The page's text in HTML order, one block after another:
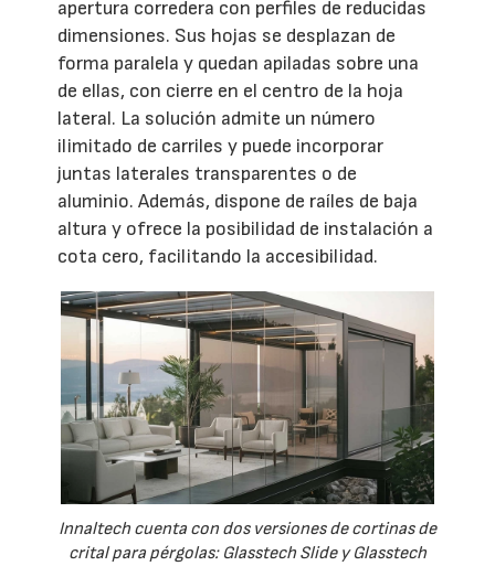
apertura corredera con perfiles de reducidas
dimensiones. Sus hojas se desplazan de
forma paralela y quedan apiladas sobre una
de ellas, con cierre en el centro de la hoja
lateral. La solución admite un número
ilimitado de carriles y puede incorporar
juntas laterales transparentes o de
aluminio. Además, dispone de raíles de baja
altura y ofrece la posibilidad de instalación a
cota cero, facilitando la accesibilidad.
Innaltech cuenta con dos versiones de cortinas de
crital para pérgolas: Glasstech Slide y Glasstech